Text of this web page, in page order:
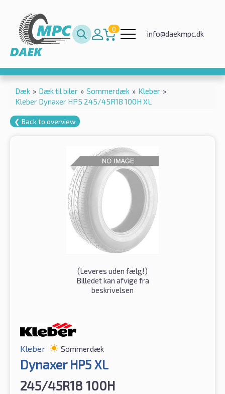
0
info@daekmpc.dk
Dæk » Dæk til biler » Sommerdæk » Kleber »
Kleber Dynaxer HP5 245/45R18 100H XL
❮ Back to overview
(Leveres uden fælg!)
Billedet kan afvige fra
beskrivelsen
Kleber Sommerdæk
Dynaxer HP5 XL
245/45R18 100H